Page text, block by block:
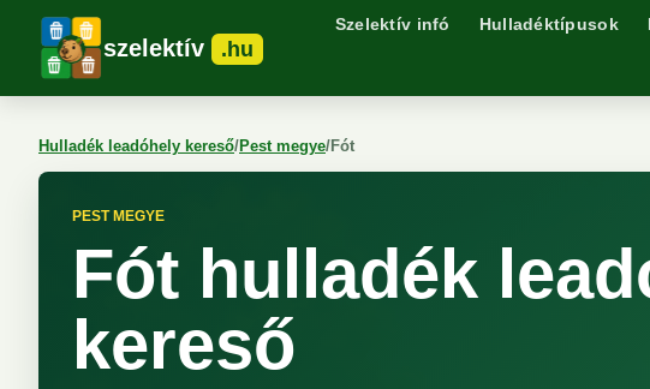
szelektív .hu
Szelektív infó Hulladéktípusok
Hulladék leadóhely kereső/Pest megye/Fót
PEST MEGYE
Fót hulladék
kereső